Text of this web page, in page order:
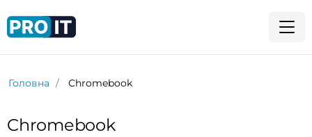
Головна Chromebook
Chromebook